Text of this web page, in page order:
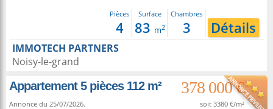
Pièces
4
Surface
83 m2
Chambres
3 Détails
IMMOTECH PARTNERS
Noisy-le-grand
Appartement 5 pièces 112 m²
378 000 €
Annonce du 25/07/2026. soit 3380 €/m²